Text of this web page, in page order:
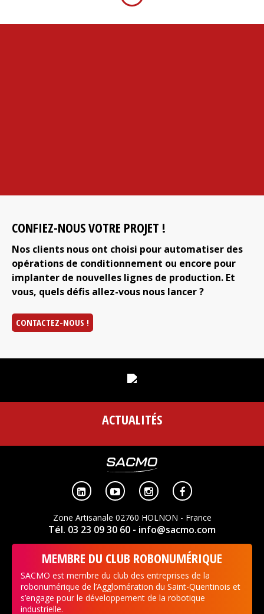
CONFIEZ-NOUS VOTRE PROJET !
Nos clients nous ont choisi pour automatiser des
opérations de conditionnement ou encore pour
implanter de nouvelles lignes de production. Et
vous, quels défis allez-vous nous lancer ?
CONTACTEZ-NOUS !
ACTUALITÉS
   
Zone Artisanale 02760 HOLNON - France
Tél. 03 23 09 30 60 - info@sacmo.com
MEMBRE DU CLUB ROBONUMÉRIQUE
SACMO est membre du club des entreprises de la
robonumérique de l’Agglomération du Saint-Quentinois et
s’engage pour le développement de la robotique
industrielle.